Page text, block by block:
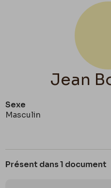
Jean
Sexe
Masculin
Présent dans 1 document